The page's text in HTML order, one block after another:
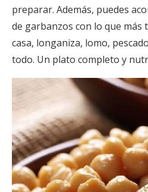
preparar. Además, puedes
de garbanzos con lo que más
casa, longaniza, lomo,
todo. Un plato completo y